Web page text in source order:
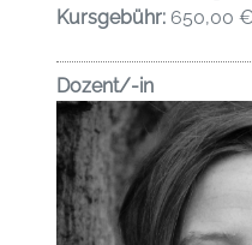
Kursgebühr: 650,00 €
Dozent/-in